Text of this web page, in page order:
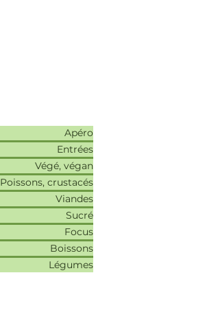
Apéro
Entrées
Végé, végan
Poissons, crustacés
Viandes
Sucré
Focus
Boissons
Légumes